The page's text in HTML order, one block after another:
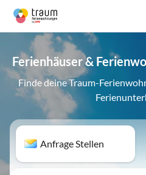
Ferienhäuser &
Finde deine Traum-
Anfrage Stellen